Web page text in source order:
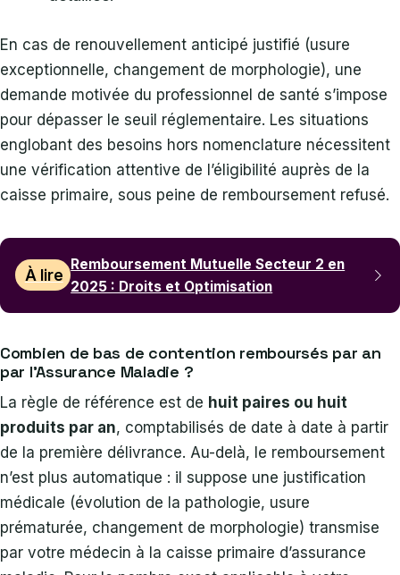
En cas de renouvellement anticipé justifié (usure
exceptionnelle, changement de morphologie), une
demande motivée du professionnel de santé s’impose
pour dépasser le seuil réglementaire. Les situations
englobant des besoins hors nomenclature nécessitent
une vérification attentive de l’éligibilité auprès de la
caisse primaire, sous peine de remboursement refusé.
À lire
Remboursement Mutuelle Secteur 2 en
2025 : Droits et Optimisation
Combien de bas de contention remboursés par an
par l’Assurance Maladie ?
La règle de référence est de huit paires ou huit
produits par an, comptabilisés de date à date à partir
de la première délivrance. Au-delà, le remboursement
n’est plus automatique : il suppose une justification
médicale (évolution de la pathologie, usure
prématurée, changement de morphologie) transmise
par votre médecin à la caisse primaire d’assurance